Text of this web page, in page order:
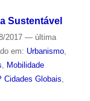
Sustentável
2017 — última
em: Urbanismo,
, Mobilidade
Cidades Globais,